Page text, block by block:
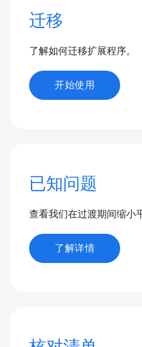
迁移
了解如何迁移扩展程序。
开始使用
已知问题
查看我们在过渡期间缩小
了解详情